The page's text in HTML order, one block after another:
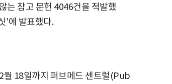
는 참고 문헌 4046건을 적발했
'에 발표했다.
월 18일까지 퍼브메드 센트럴(Pub